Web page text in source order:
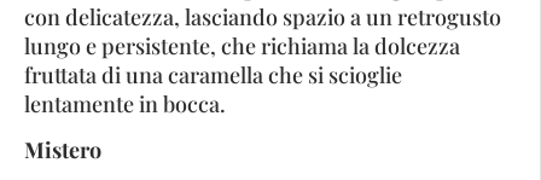
con delicatezza, lasciando spazio a un retrogusto
lungo e persistente, che richiama la dolcezza
fruttata di una caramella che si scioglie
lentamente in bocca.
Mistero